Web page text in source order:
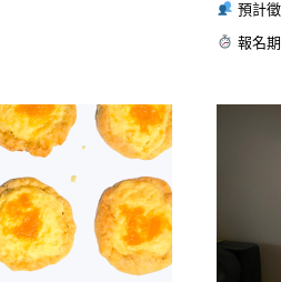
預計
報名